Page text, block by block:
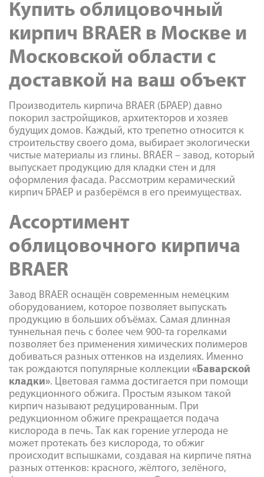
Купить облицовочный
кирпич BRAER в Москве и
Московской области с
доставкой на ваш объект
Производитель кирпича BRAER (БРАЕР) давно
покорил застройщиков, архитекторов и хозяев
будущих домов. Каждый, кто трепетно относится к
строительству своего дома, выбирает экологически
чистые материалы из глины. BRAER – завод, который
выпускает продукцию для кладки стен и для
оформления фасада. Рассмотрим керамический
кирпич БРАЕР и разберёмся в его преимуществах.
Ассортимент
облицовочного кирпича
BRAER
Завод BRAER оснащён современным немецким
оборудованием, которое позволяет выпускать
продукцию в больших объёмах. Самая длинная
туннельная печь с более чем 900-та горелками
позволяет без применения химических полимеров
добиваться разных оттенков на изделиях. Именно
так рождаются популярные коллекции «Баварской
кладки». Цветовая гамма достигается при помощи
редукционного обжига. Простым языком такой
кирпич называют редуцированным. При
редукционном обжиге прекращается подача
кислорода в печь. Так как горение углерода не
может протекать без кислорода, то обжиг
происходит вспышками, создавая на кирпиче пятна
разных оттенков: красного, жёлтого, зелёного,